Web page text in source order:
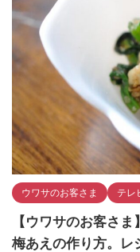
ウワサのお客さま テレ
【ウワサのお客さ
梅あえの作り方。レ